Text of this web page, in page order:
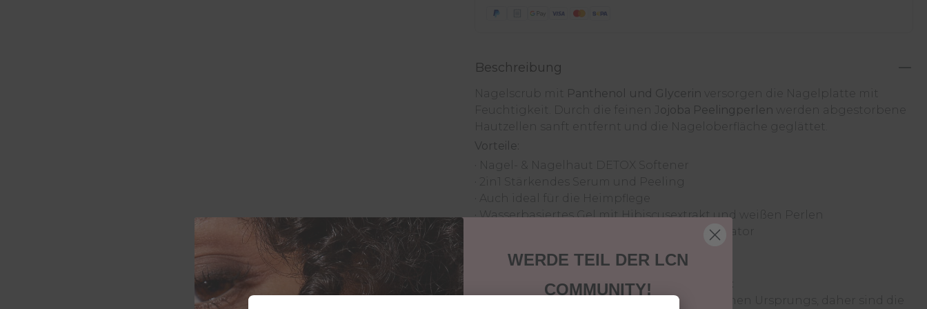
Beschreibung
Nagelscrub mit Panthenol und Glycerin versorgen die Nagelplatte mit
Feuchtigkeit. Durch die feinen J ojoba Peelingperlen
werden abgestorbene
Hautzellen sanft entfernt und die Nageloberfläche geglättet.
Vorteile:
Nagel- & Nagelhaut DETOX Softener
2in1 Stärkendes Serum und Peeling
Auch ideal für die Heimpflege
·Wasserbasiertes Gel mit Hibiscusextrakt und weißen Perlen
Hygienischer & praktischer Dropper-Applikator
Vegan
Wichtige Informationen zu den LCN Nail Shots:
Die Produkte beinhalten Rohstoffe natürlichen Ursprungs, daher sind die
WERDE TEIL DER LCN
COMMUNITY!